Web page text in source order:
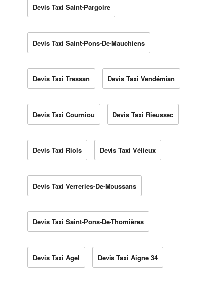
Devis Taxi Saint-Pargoire
Devis Taxi Saint-Pons-De-Mauchiens
Devis Taxi Tressan Devis Taxi Vendémian
Devis Taxi Courniou Devis Taxi Rieussec
Devis Taxi Riols Devis Taxi Vélieux
Devis Taxi Verreries-De-Moussans
Devis Taxi Saint-Pons-De-Thomières
Devis Taxi Agel Devis Taxi Aigne 34